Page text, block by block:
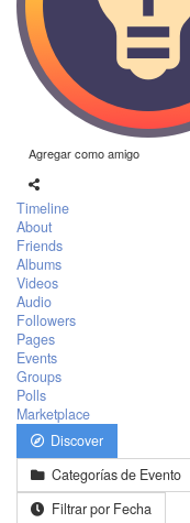
Agregar como amigo
Timeline
About
Friends
Albums
Videos
Audio
Followers
Pages
Events
Groups
Polls
Marketplace
Discover
Categorías de Evento
Filtrar por Fecha